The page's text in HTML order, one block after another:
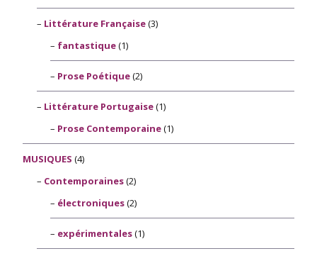
Littérature Française(3)
fantastique(1)
Prose Poétique(2)
Littérature Portugaise(1)
Prose Contemporaine(1)
MUSIQUES (4)
Contemporaines(2)
électroniques(2)
expérimentales(1)